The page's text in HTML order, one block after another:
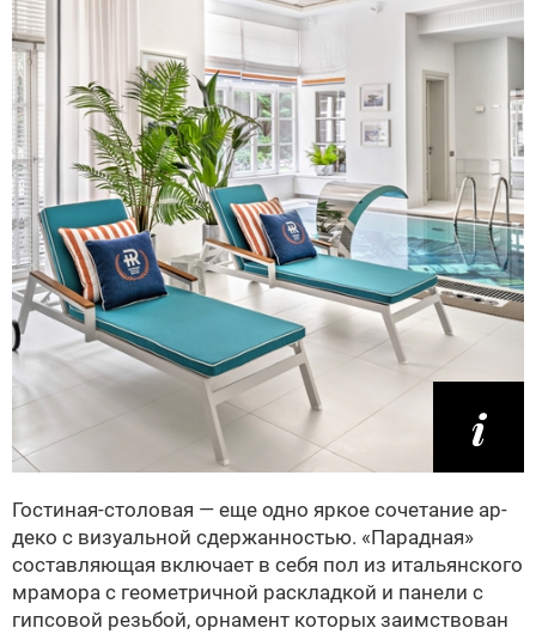
Гостиная-столовая — еще одно яркое сочетание ар-
деко с визуальной сдержанностью. «Парадная»
составляющая включает в себя пол из итальянского
мрамора с геометричной раскладкой и панели с
гипсовой резьбой, орнамент которых заимствован